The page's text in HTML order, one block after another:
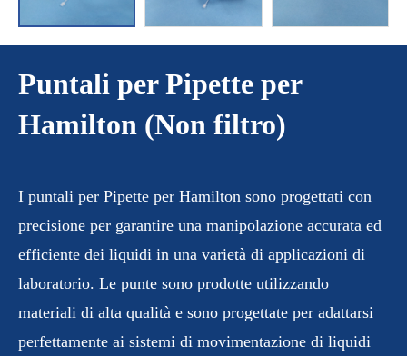
Puntali per Pipette per
Hamilton (Non filtro)
I puntali per Pipette per Hamilton sono progettati con
precisione per garantire una manipolazione accurata ed
efficiente dei liquidi in una varietà di applicazioni di
laboratorio. Le punte sono prodotte utilizzando
materiali di alta qualità e sono progettate per adattarsi
perfettamente ai sistemi di movimentazione di liquidi